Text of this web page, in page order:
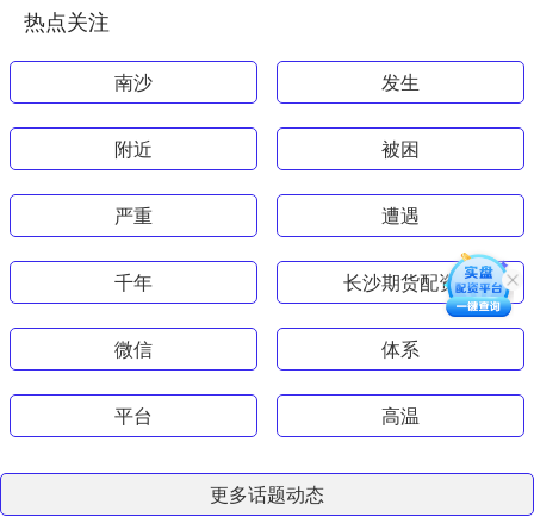
热点关注
南沙 发生
附近 被困
严重 遭遇
千年 长沙期货配资
微信 体系
平台 高温
更多话题动态